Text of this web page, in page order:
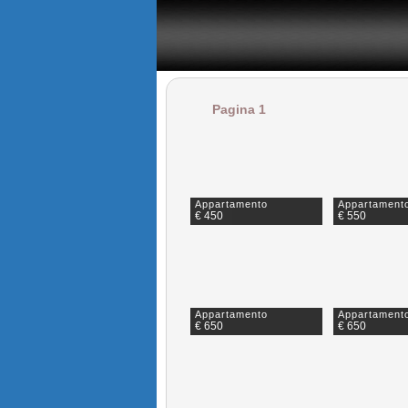
Pagina 1
Appartamento
€ 450 € 550
Appartamento
€ 650 € 650